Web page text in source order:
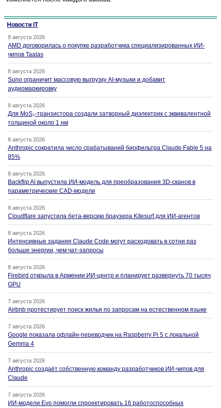
Новости IT
8 августа 2026
AMD договорилась о покупке разработчика специализированных ИИ-
чипов Taalas
8 августа 2026
Suno ограничит массовую выгрузку AI-музыки и добавит
аудиомаркировку
8 августа 2026
Для MoS₂-транзистора создали затворный диэлектрик с эквивалентной
толщиной около 1 нм
8 августа 2026
Anthropic сократила число срабатываний биофильтра Claude Fable 5 на
85%
8 августа 2026
Backflip AI выпустила ИИ-модель для преобразования 3D-сканов в
параметрические CAD-модели
8 августа 2026
Cloudflare запустила бета-версию браузера Kitesurf для ИИ-агентов
8 августа 2026
Интенсивные задания Claude Code могут расходовать в сотни раз
больше энергии, чем чат-запросы
8 августа 2026
Firebird открыла в Армении ИИ-центр и планирует развернуть 70 тысяч
GPU
7 августа 2026
Airbnb протестирует поиск жилья по запросам на естественном языке
7 августа 2026
Google показала офлайн-переводчик на Raspberry Pi 5 с локальной
Gemma 4
7 августа 2026
Anthropic создаёт собственную команду разработчиков ИИ-чипов для
Claude
7 августа 2026
ИИ-модели Evo помогли спроектировать 16 работоспособных